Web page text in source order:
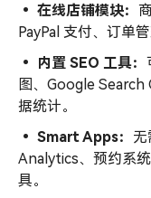
• 在线店铺模块：
PayPal 支付、订单管
• 内置 SEO 工具：
图、Google
据统计。
• Smart Apps：
Analytics、预约系
具。